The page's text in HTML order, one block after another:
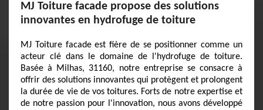
MJ Toiture facade propose des solutions
innovantes en hydrofuge de toiture
MJ Toiture facade est fière de se positionner comme un
acteur clé dans le domaine de l'hydrofuge de toiture.
Basée à Milhas, 31160, notre entreprise se consacre à
offrir des solutions innovantes qui protègent et prolongent
la durée de vie de vos toitures. Forts de notre expertise et
de notre passion pour l'innovation, nous avons développé